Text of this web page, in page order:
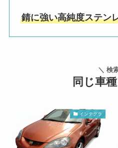
錆に強い高純度ステン
＼ 検
同じ車
インテグラ